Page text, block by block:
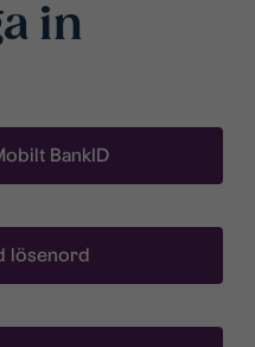
in
BankID
lösenord